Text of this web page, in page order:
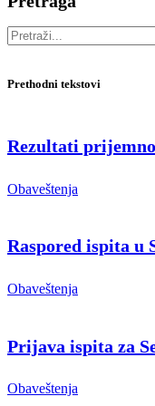
Prethodni tekstovi
Rezultati
Obaveštenja
Raspored ispita u
Obaveštenja
Prijava ispita za
Obaveštenja